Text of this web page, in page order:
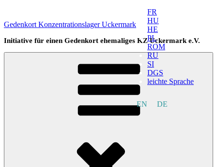
springen
FR
HU
HE
PL
ROM
RU
SI
DGS
leichte Sprache
EN DE
Gedenkort Konzentrationslager Uckermark
Initiative für einen Gedenkort ehemaliges KZ Uckermark e.V.